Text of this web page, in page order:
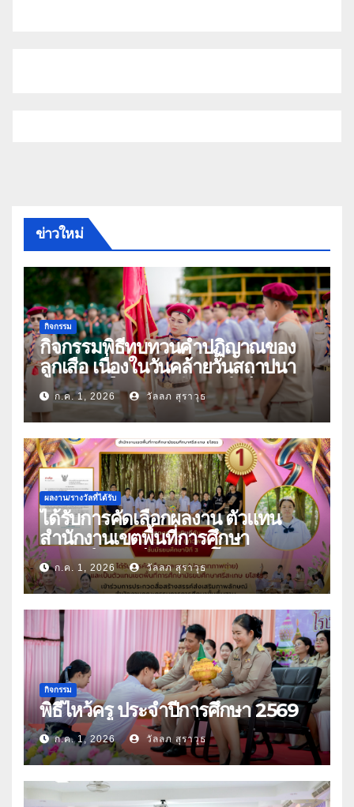
ข่าวใหม่
กิจกรรม
กิจกรรมพิธีทบทวนคำปฏิญาณของ
ลูกเสือ เนื่องในวันคล้ายวันสถาปนา
คณะลูกเสือแห่งชาติ ประจำปี 2569
ก.ค. 1, 2026 วัลลภ สุราวุธ
ผลงาน/รางวัลที่ได้รับ
ได้รับการคัดเลือกผลงาน ตัวแทน
สำนักงานเขตพื้นที่การศึกษา
มัธยมศึกษาศรีสะเกษ ยโสธร
ก.ค. 1, 2026 วัลลภ สุราวุธ
กิจกรรม
พิธีไหว้ครู ประจำปีการศึกษา 2569
ก.ค. 1, 2026 วัลลภ สุราวุธ